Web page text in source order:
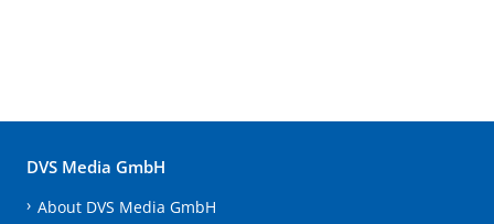
DVS Media GmbH
About DVS Media GmbH